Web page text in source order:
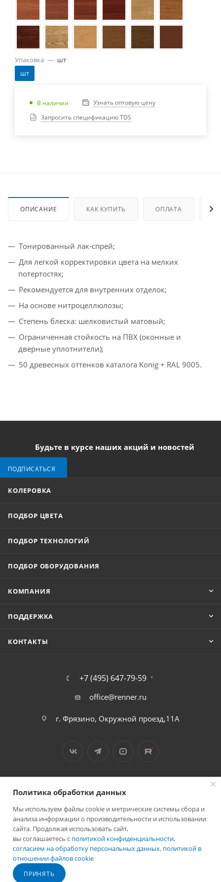
Упаковка — шт
шт
В наличии
Узнать оптовую цену
Запросить спецификацию TDS
ОПИСАНИЕ КАК КУПИТЬ ОПЛАТА
Тонированный лак‑спрей;
Для легкой корректировки цвета на мелких
потертостях;
Рекомендуется для внутренних отделок;
На основе нитроцеллюлозы;
Степень блеска: шелковистый матовый;
Ограниченная стойкость на ПВХ (оконные и
дверные уплотнители);
50 древесных оттенков каталога Konig + RAL 9005.
Будьте в курсе наших акций и новостей
ПОДПИСАТЬСЯ
КОЛЕРОВКА
ПОДБОР ЦВЕТА
ПОДБОР ТЕХНОЛОГИЙ
ПОДБОР ОБОРУДОВАНИЯ
КОМПАНИЯ
ПОДДЕРЖКА
КОНТАКТЫ
+7 (495) 647-79-59
office@renner.ru
г. Фрязино, Окружной проезд,11А
2026 © Лига - каталог лакокрасочных покрытий
Политика обработки данных
Мы используем файлы cookie и метрические системы сбора и
анализа информации о производительности и использовании
сайта. Продолжая использовать сайт,
вы соглашаетесь с политикой конфиденциальности,
согласием на обработку персональных данных, политикой в
отношении файлов cookie
ПРИНЯТЬ